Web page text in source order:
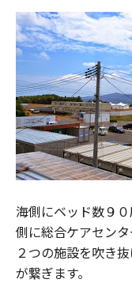
海側にベッド数９
側に総合ケアセンタ
２つの施設を吹き
が繋ぎます。